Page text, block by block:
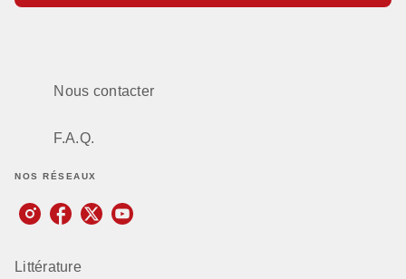
Nous contacter
F.A.Q.
NOS RÉSEAUX
Littérature